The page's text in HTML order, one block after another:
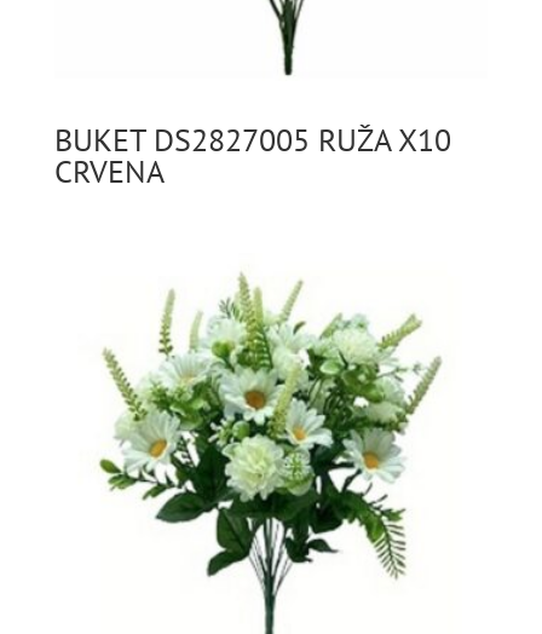
BUKET DS2827005 RUŽA X10
CRVENA